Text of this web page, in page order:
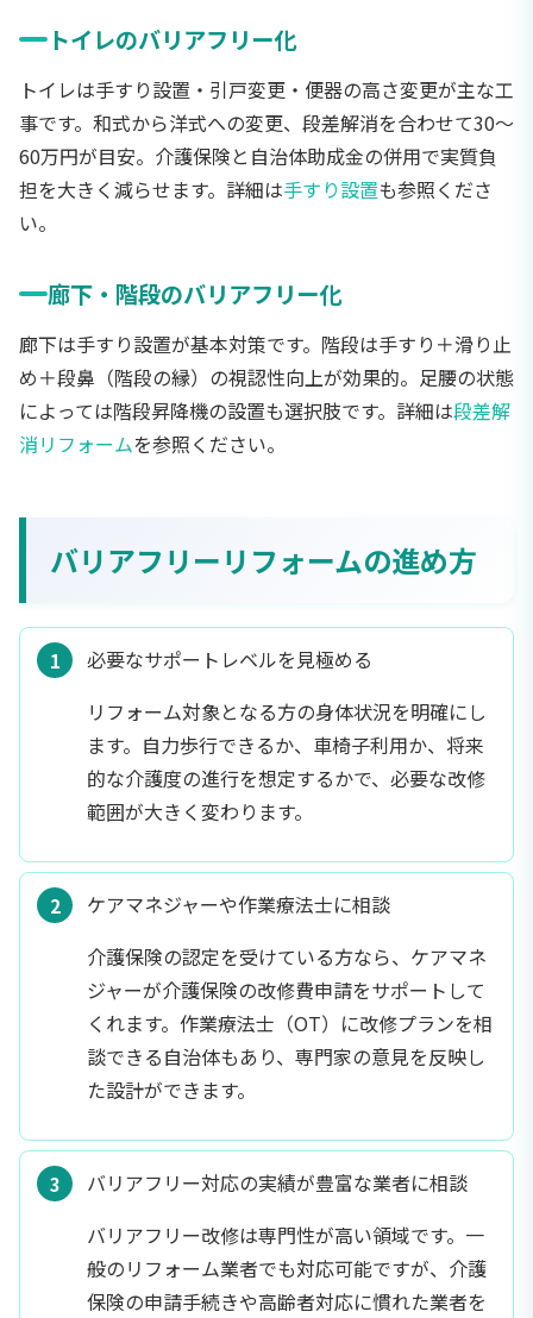
トイレのバリアフリー化
トイレは手すり設置・引戸変更・便器の高さ変更が主な工
事です。和式から洋式への変更、段差解消を合わせて30〜
60万円が目安。介護保険と自治体助成金の併用で実質負
担を大きく減らせます。詳細は手すり設置も参照くださ
い。
廊下・階段のバリアフリー化
廊下は手すり設置が基本対策です。階段は手すり＋滑り止
め＋段鼻（階段の縁）の視認性向上が効果的。足腰の状態
によっては階段昇降機の設置も選択肢です。詳細は段差解
消リフォームを参照ください。
バリアフリーリフォームの進め方
必要なサポートレベルを見極める
リフォーム対象となる方の身体状況を明確にし
ます。自力歩行できるか、車椅子利用か、将来
的な介護度の進行を想定するかで、必要な改修
範囲が大きく変わります。
ケアマネジャーや作業療法士に相談
介護保険の認定を受けている方なら、ケアマネ
ジャーが介護保険の改修費申請をサポートして
くれます。作業療法士（OT）に改修プランを相
談できる自治体もあり、専門家の意見を反映し
た設計ができます。
バリアフリー対応の実績が豊富な業者に相談
バリアフリー改修は専門性が高い領域です。一
般のリフォーム業者でも対応可能ですが、介護
保険の申請手続きや高齢者対応に慣れた業者を